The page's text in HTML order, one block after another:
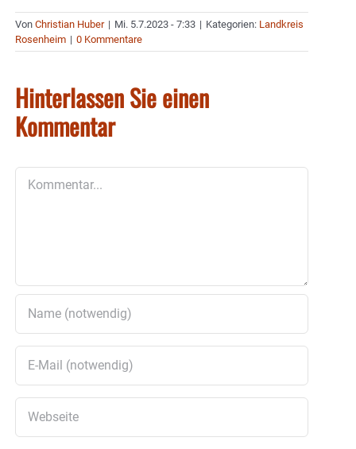
Von Christian Huber | Mi. 5.7.2023 - 7:33 | Kategorien: Landkreis
Rosenheim | 0 Kommentare
Hinterlassen Sie einen
Kommentar